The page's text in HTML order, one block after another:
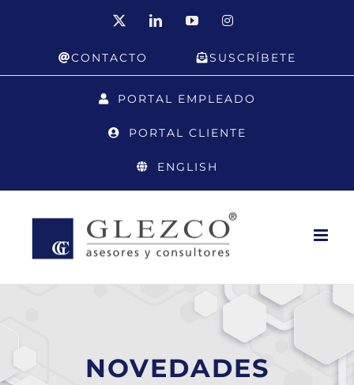
LinkedInYouTubeInstagram
CONTACTO SUSCRÍBETE
PORTAL EMPLEADO
PORTAL CLIENTE
ENGLISH
NOVEDADES